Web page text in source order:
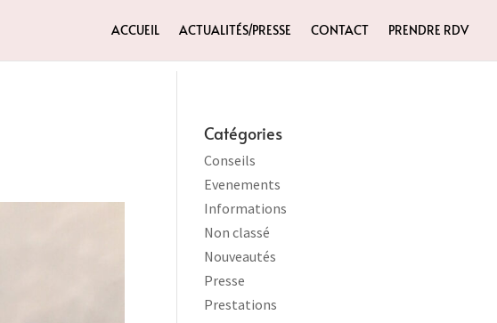
ACCUEIL ACTUALITÉS/PRESSE CONTACT PRENDRE RDV
Catégories
Conseils
Evenements
Informations
Non classé
Nouveautés
Presse
Prestations